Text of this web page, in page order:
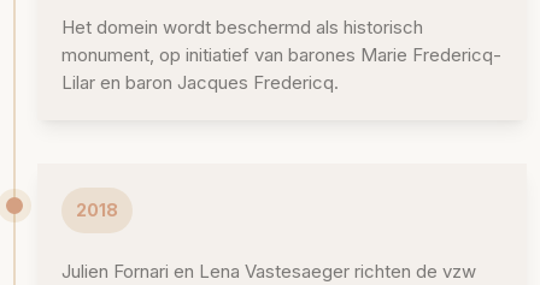
Het domein wordt beschermd als historisch
monument, op initiatief van barones Marie Fredericq-
Lilar en baron Jacques Fredericq.
2018
Julien Fornari en Lena Vastesaeger richten de vzw